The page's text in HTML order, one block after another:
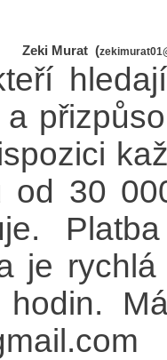
Zeki Murat (
od 30
je